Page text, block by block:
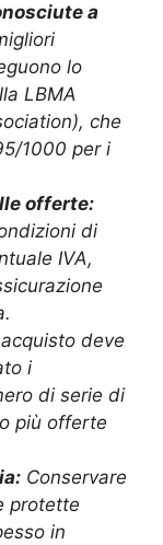
a
lo
LBMA
che
1000 per i
offerte:
di
IVA,
deve
i
di serie di
più offerte
Conservare
protette
in